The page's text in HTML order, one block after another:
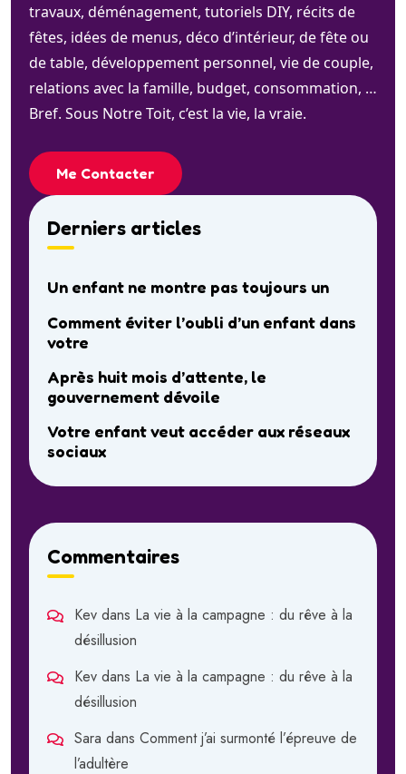
travaux, déménagement, tutoriels DIY, récits de
fêtes, idées de menus, déco d’intérieur, de fête ou
de table, développement personnel, vie de couple,
relations avec la famille, budget, consommation, …
Bref. Sous Notre Toit, c’est la vie, la vraie.
Me Contacter
Derniers articles
Un enfant ne montre pas toujours un
Comment éviter l’oubli d’un enfant dans
votre
Après huit mois d’attente, le
gouvernement dévoile
Votre enfant veut accéder aux réseaux
sociaux
Commentaires
Kev dans La vie à la campagne : du rêve à la
désillusion
Kev dans La vie à la campagne : du rêve à la
désillusion
Sara dans Comment j’ai surmonté l’épreuve de
l’adultère